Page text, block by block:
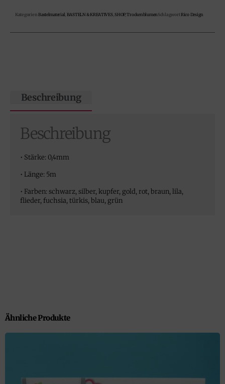
Kategorien Bastelmaterial BASTELN & KREATIVES,SHOP,Trockenblumen Schlagwort Rico Design
Beschreibung
Beschreibung
• Stärke: 0,4mm
• Länge: 5m
• Farben: schwarz, silber, kupfer, gold, rot, braun, lila,
flieder, fuchsia, türkis, blau, grün
Ähnliche Produkte